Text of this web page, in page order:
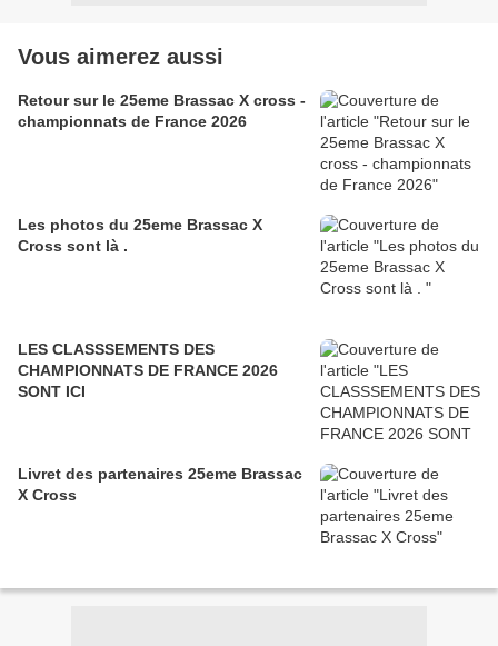
Vous aimerez aussi
Retour sur le 25eme Brassac X cross -
championnats de France 2026
Les photos du 25eme Brassac X
Cross sont là .
LES CLASSSEMENTS DES
CHAMPIONNATS DE FRANCE 2026
SONT ICI
Livret des partenaires 25eme Brassac
X Cross